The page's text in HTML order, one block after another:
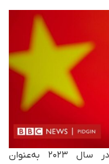
لیانگ ون‌فنگ که دیپ‌سیک را در سال ۲۰۲۳ به‌عنوان